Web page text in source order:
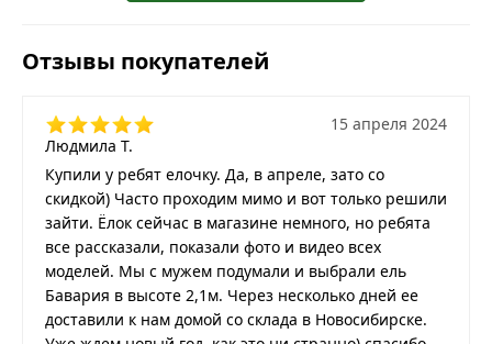
Отзывы покупателей
Людмила Т.
15 апреля 2024
Купили у ребят елочку. Да, в апреле, зато со
скидкой) Часто проходим мимо и вот только решили
зайти. Ёлок сейчас в магазине немного, но ребята
все рассказали, показали фото и видео всех
моделей. Мы с мужем подумали и выбрали ель
Бавария в высоте 2,1м. Через несколько дней ее
доставили к нам домой со склада в Новосибирске.